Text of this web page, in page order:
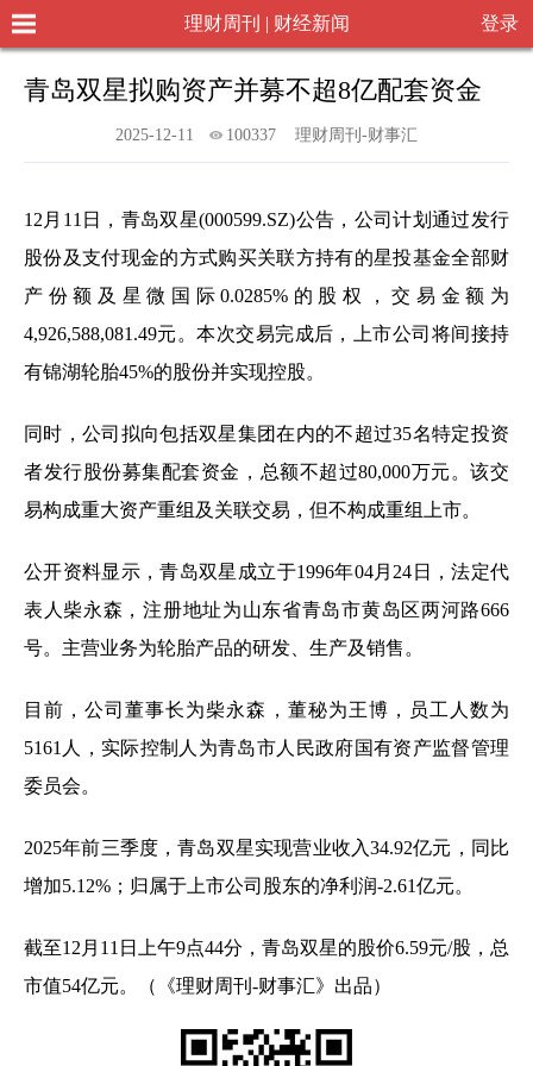
理财周刊 | 财经新闻 登录
青岛双星拟购资产并募不超8亿配套资金
2025-12-11 100337 理财周刊-财事汇
12月11日，青岛双星(000599.SZ)公告，公司计划通过发行
股份及支付现金的方式购买关联方持有的星投基金全部财
产份额及星微国际0.0285%的股权，交易金额为
4,926,588,081.49元。本次交易完成后，上市公司将间接持
有锦湖轮胎45%的股份并实现控股。
同时，公司拟向包括双星集团在内的不超过35名特定投资
者发行股份募集配套资金，总额不超过80,000万元。该交
易构成重大资产重组及关联交易，但不构成重组上市。
公开资料显示，青岛双星成立于1996年04月24日，法定代
表人柴永森，注册地址为山东省青岛市黄岛区两河路666
号。主营业务为轮胎产品的研发、生产及销售。
目前，公司董事长为柴永森，董秘为王博，员工人数为
5161人，实际控制人为青岛市人民政府国有资产监督管理
委员会。
2025年前三季度，青岛双星实现营业收入34.92亿元，同比
增加5.12%；归属于上市公司股东的净利润-2.61亿元。
截至12月11日上午9点44分，青岛双星的股价6.59元/股，总
市值54亿元。（《理财周刊-财事汇》出品）